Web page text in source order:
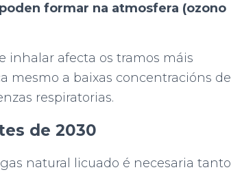
formar na atmosfera (ozono
inhalar afecta os tramos máis
mesmo a baixas concentracións de
respiratorias.
de 2030
natural licuado é necesaria tanto